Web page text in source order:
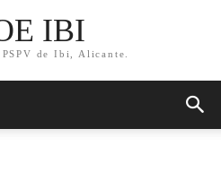
IBI
de Ibi, Alicante.